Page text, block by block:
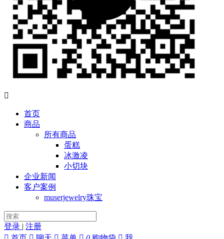

首页
商品
所有商品
蛋糕
冰激凌
小切块
企业新闻
客户案例
muserjewelry珠宝
登录 | 注册